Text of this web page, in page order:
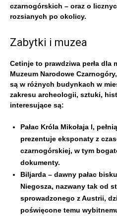
czarnogórskich – oraz o
rozsianych po okolicy.
Zabytki i muzea
Cetinje to prawdziwa perła dla
Muzeum Narodowe
są w różnych budynkach w
zakresu archeologii, sztuki,
interesujące są:
Pałac Króla Mikołaja I,
prezentuje eksponaty z
czarnogórskiej, w tym
dokumenty.
Biljarda – dawny pałac
Niegosza, nazwany tak od
sprowadzonego z Austrii,
poświęcone temu